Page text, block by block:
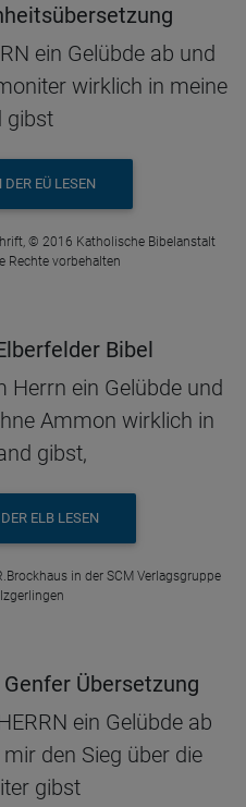
ein Gelübde ab und
wirklich in meine
gibst
EÜ LESEN
© 2016 Katholische Bibelanstalt
Rechte vorbehalten
Bibel
Herrn ein Gelübde und
Ammon wirklich in
gibst,
ELB LESEN
in der SCM Verlagsgruppe
Übersetzung
ein Gelübde ab
den Sieg über die
gibst